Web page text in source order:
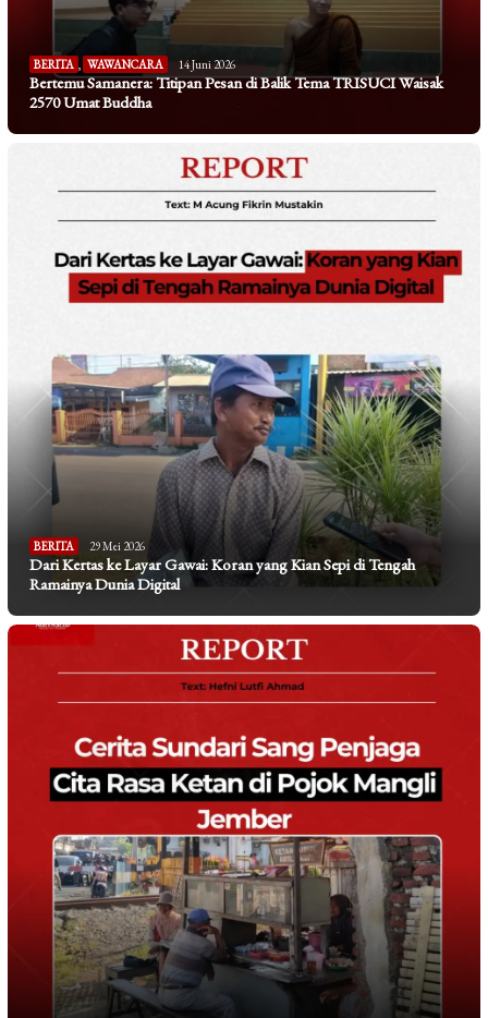
BERITA WAWANCARA 14 Juni 2026
Bertemu Samanera: Titipan Pesan di Balik Tema TRISUCI Waisak
2570 Umat Buddha
BERITA 29 Mei 2026
Dari Kertas ke Layar Gawai: Koran yang Kian Sepi di Tengah
Ramainya Dunia Digital